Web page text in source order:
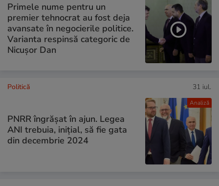
Primele nume pentru un
premier tehnocrat au fost deja
avansate în negocierile politice.
Varianta respinsă categoric de
Nicușor Dan
Analiză
Politică 31 iul.
PNRR îngrășat în ajun. Legea
ANI trebuia, inițial, să fie gata
din decembrie 2024